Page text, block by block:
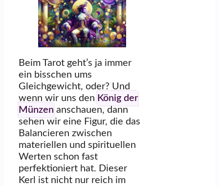
Beim Tarot geht’s ja immer
ein bisschen ums
Gleichgewicht, oder? Und
wenn wir uns den König der
Münzen anschauen, dann
sehen wir eine Figur, die das
Balancieren zwischen
materiellen und spirituellen
Werten schon fast
perfektioniert hat. Dieser
Kerl ist nicht nur reich im